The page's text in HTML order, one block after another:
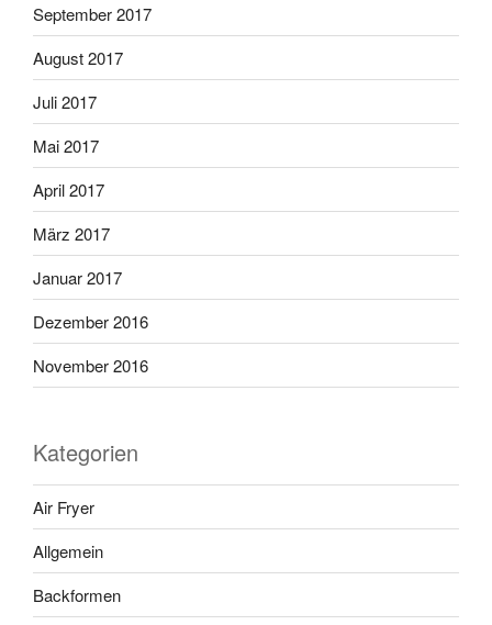
September 2017
August 2017
Juli 2017
Mai 2017
April 2017
März 2017
Januar 2017
Dezember 2016
November 2016
Kategorien
Air Fryer
Allgemein
Backformen